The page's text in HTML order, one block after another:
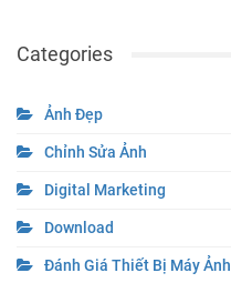
Categories
Ảnh Đẹp
Chỉnh Sửa Ảnh
Digital Marketing
Download
Đánh Giá Thiết Bị Máy Ảnh